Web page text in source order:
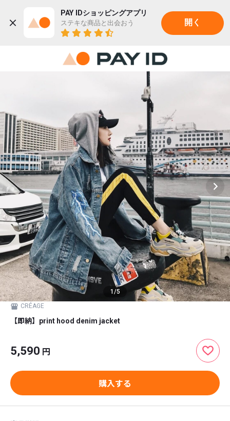
PAY IDショッピングアプリ
ステキな商品と出会おう 開く
1/5
CRÉAGE
【即納】print hood denim jacket
5,590 円
購入する